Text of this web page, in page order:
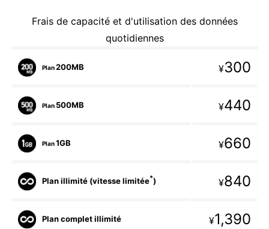
Frais de capacité et d'utilisation des données
quotidiennes
Plan200MB ¥300
Plan 500MB ¥440
Plan1GB ¥660
Plan illimité (vitesse limitée*) ¥840
Plan complet illimité ¥1,390